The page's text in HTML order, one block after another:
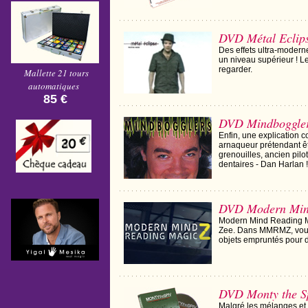
Mallette 21 tours
automatiques
85 €
DVD Métal
Des effets ultra-
un niveau supérieur !
regarder.
DVD
Enfin, une explication
arnaqueur prétendant
grenouilles, ancien
dentaires - Dan Harlan !
DVD Modern
Modern Mind Reading
Zee. Dans MMRMZ,
objets empruntés pour
DVD Monty the
Malgré les mélanges